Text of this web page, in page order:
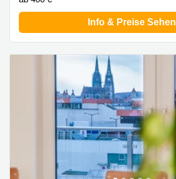
Info & Preise Sehen